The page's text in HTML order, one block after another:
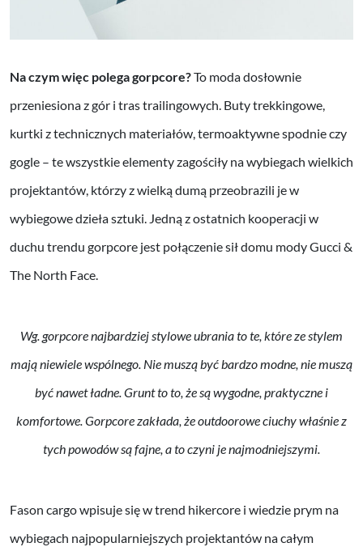
Na czym więc polega gorpcore?To moda dosłownie
przeniesiona z gór i tras trailingowych. Buty trekkingowe,
kurtki z technicznych materiałów, termoaktywne spodnie czy
gogle – te wszystkie elementy zagościły na wybiegach wielkich
projektantów, którzy z wielką dumą przeobrazili je w
wybiegowe dzieła sztuki. Jedną z ostatnich kooperacji w
duchu trendu gorpcore jest połączenie sił domu mody Gucci &
The North Face.
Wg. gorpcore najbardziej stylowe ubrania to te, które ze stylem
mają niewiele wspólnego. Nie muszą być bardzo modne, nie muszą
być nawet ładne. Grunt to to, że są wygodne, praktyczne i
komfortowe. Gorpcore zakłada, że outdoorowe ciuchy właśnie z
tych powodów są fajne, a to czyni je najmodniejszymi.
Fason cargo wpisuje się w trend hikercore i wiedzie prym na
wybiegach najpopularniejszych projektantów na całym